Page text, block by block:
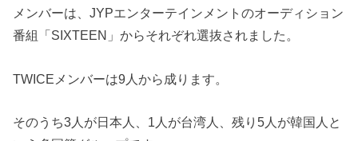
メンバーは、JYPエンターテインメントのオーディション
番組「SIXTEEN」からそれぞれ選抜されました。
TWICEメンバーは9人から成ります。
そのうち3人が日本人、1人が台湾人、残り5人が韓国人と